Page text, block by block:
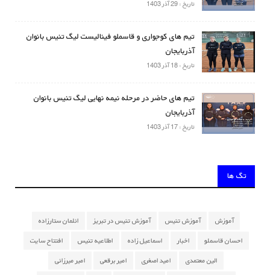
تاریخ : 29 آذر 1403
تیم های کوجواری و قاسملو فینالیست لیگ تنیس بانوان
آذربایجان
تاریخ : 18 آذر 1403
تیم های حاضر در مرحله نیمه نهایی لیگ تنیس بانوان
آذربایجان
تاریخ : 17 آذر 1403
تگ ها
آموزش آموزش تنیس آموزش تنیس در تبریز ائلمان ستارزاده
احسان قاسملو اخبار اسماعیل زاده اطلاعیه تنیس افتتاح سایت
الین معتمدی امید اصغری امیر برقعی امیر میرزائی